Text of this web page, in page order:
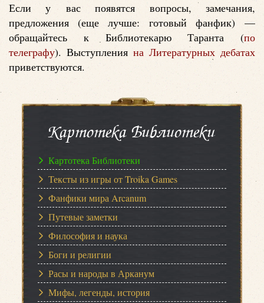
Если у вас появятся вопросы, замечания,
предложения (еще лучше: готовый фанфик) —
обращайтесь к Библиотекарю Таранта (по
телеграфу). Выступления на Литературных дебатах
приветствуются.
Картотека Библиотеки
Картотека Библиотеки
Тексты из игры от Troika Games
Фанфики мира Arcanum
Путевые заметки
Философия и наука
Боги и религии
Расы и народы в Арканум
Мифы, легенды, история